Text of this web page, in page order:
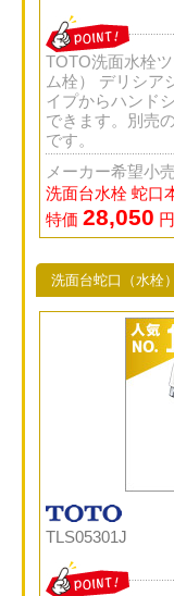
TOTO洗面水栓
ム栓） デリシア
イプからハンド
できます。別売
です。
メーカー希望小
洗面台水栓 蛇口
特価 28,050 円
洗面台蛇口（水栓
TLS05301J